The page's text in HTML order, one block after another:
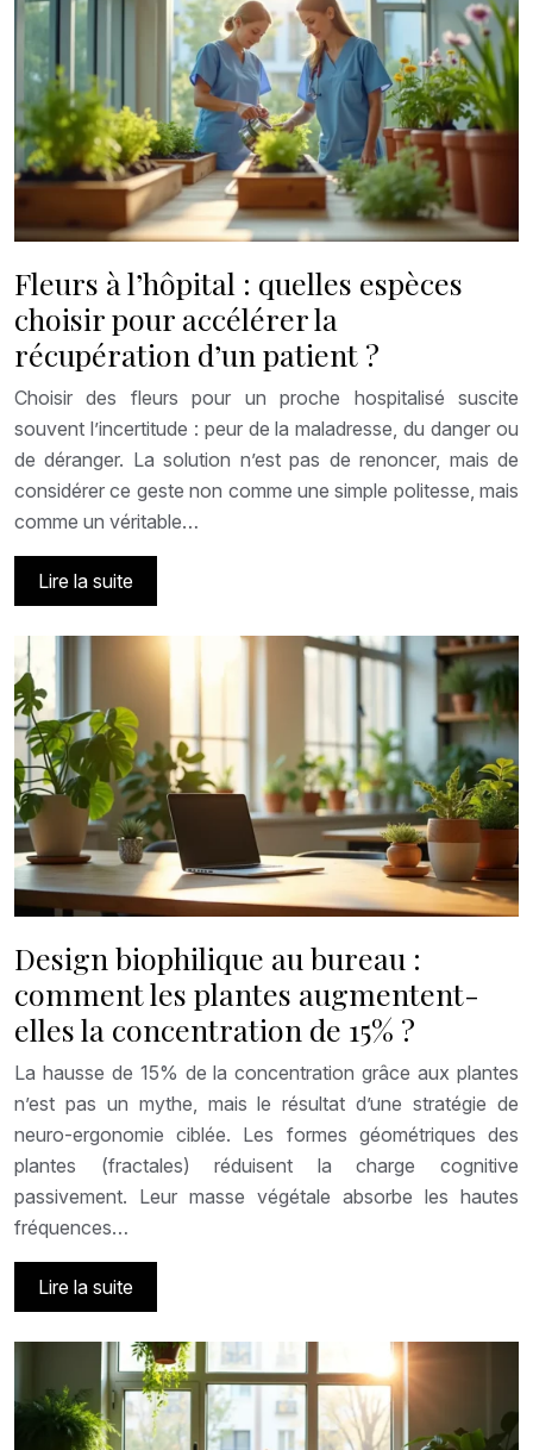
Fleurs à l’hôpital : quelles espèces
choisir pour accélérer la
récupération d’un patient ?
Choisir des fleurs pour un proche hospitalisé suscite
souvent l’incertitude : peur de la maladresse, du danger ou
de déranger. La solution n’est pas de renoncer, mais de
considérer ce geste non comme une simple politesse, mais
comme un véritable…
Lire la suite
Design biophilique au bureau :
comment les plantes augmentent-
elles la concentration de 15% ?
La hausse de 15% de la concentration grâce aux plantes
n’est pas un mythe, mais le résultat d’une stratégie de
neuro-ergonomie ciblée. Les formes géométriques des
plantes (fractales) réduisent la charge cognitive
passivement. Leur masse végétale absorbe les hautes
fréquences…
Lire la suite